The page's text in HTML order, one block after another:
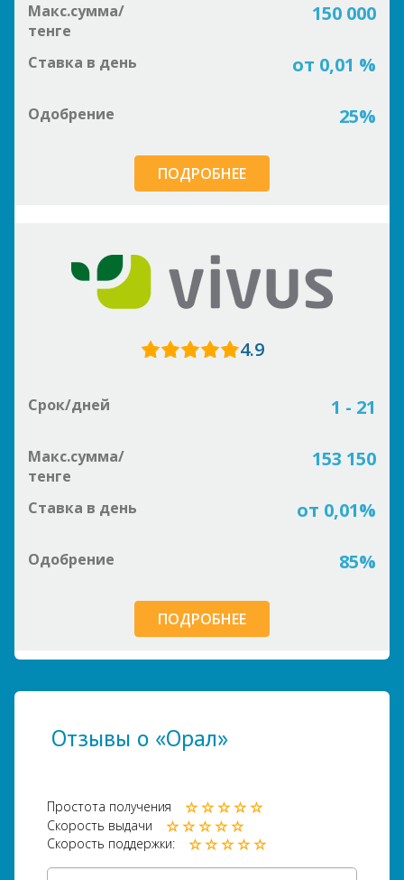
Макс.сумма/
тенге
150 000
Ставка в день от 0,01 %
Одобрение 25%
ПОДРОБНЕЕ
4.9
Срок/дней 1 - 21
Макс.сумма/
тенге
153 150
Ставка в день от 0,01%
Одобрение 85%
ПОДРОБНЕЕ
Отзывы о «Орал»
Простота получения
Скорость выдачи
Скорость поддержки: